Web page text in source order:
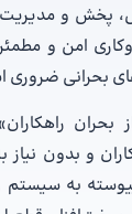
پخش و
امن و
بحرانی
از بحران
و بدون
به سیستم